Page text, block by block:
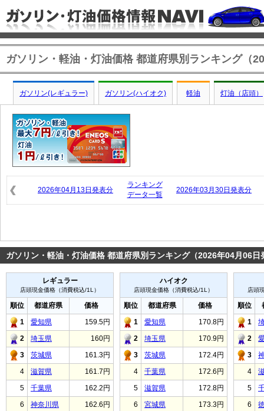
ガソリン・軽油・灯油価格 都道府県別ランキング（
ガソリン(レギュラー) ガソリン(ハイオク) 軽油 灯油（店頭）
2026年04月13日発表分
ランキング
データ一覧
2026年03月30日発表分
ガソリン・軽油・灯油価格 都道府県別ランキング（2026年04月06日
レギュラー
店頭現金価格（消費税込/1L）
順位 都道府県
価格
1
愛知県
159.5円
2
埼玉県
160円
3
茨城県
161.3円
4
滋賀県
161.7円
5
千葉県
162.2円
6
神奈川県
162.6円
ハイオク
店頭現金価格（消費税込/1L）
順位 都道府県
価格
1
愛知県
170.8円
2
埼玉県
170.9円
3
茨城県
172.4円
4
千葉県
172.6円
5
滋賀県
172.8円
6
宮城県
173.3円
店頭
順位
1
2
3
4
5
6